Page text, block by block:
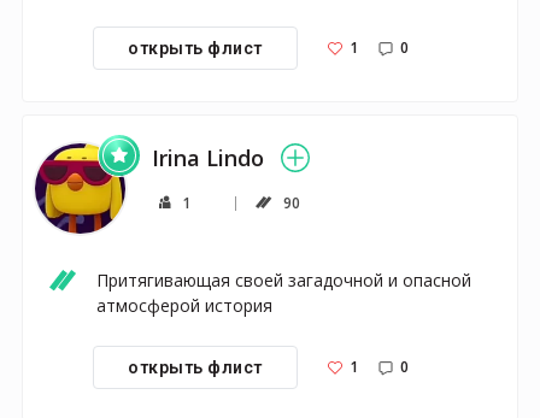
открыть флист 1 0
Irina Lindo
1 90
Притягивающая своей загадочной и опасной
атмосферой история
открыть флист 1 0